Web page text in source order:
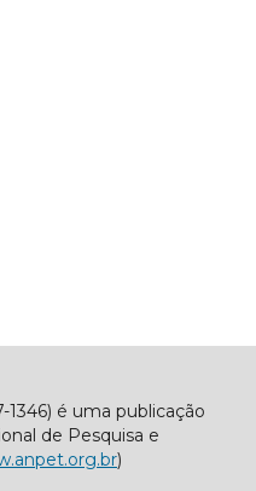
1346) é uma publicação
de Pesquisa e
)